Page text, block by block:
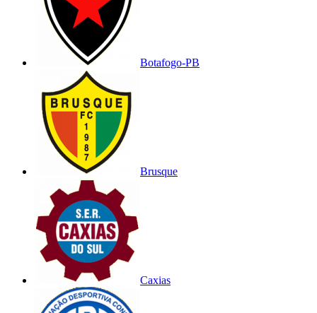
Botafogo-PB
Brusque
Caxias